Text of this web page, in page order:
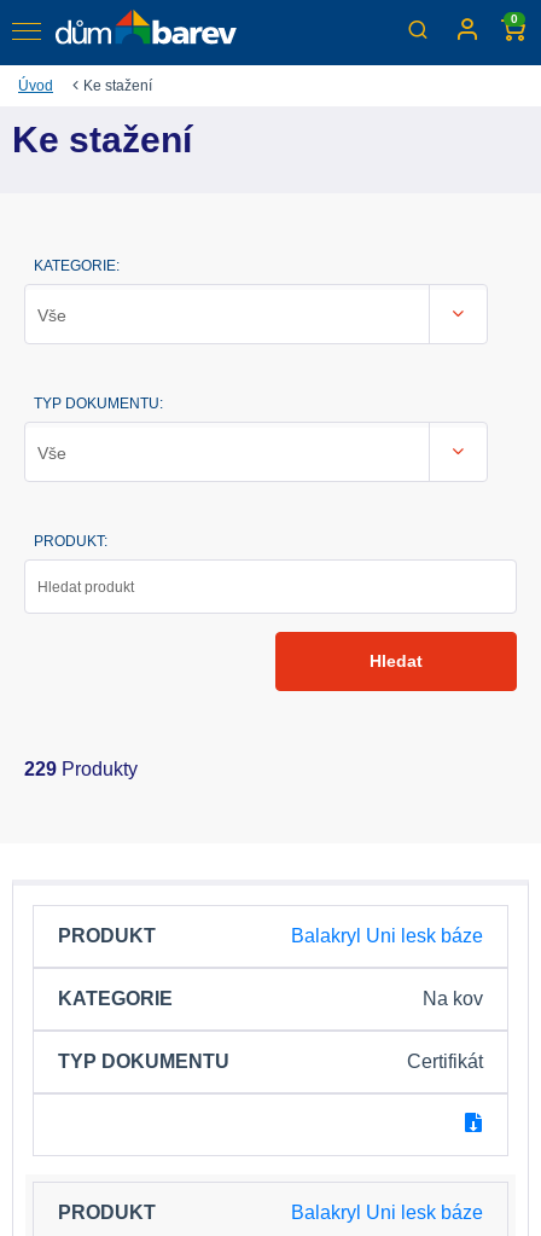
0
Úvod Ke stažení
Ke stažení
KATEGORIE:
Vše
TYP DOKUMENTU:
Vše
PRODUKT:
Hledat
229 Produkty
PRODUKT
TYP
DOKUMENTU
Balakryl Uni lesk báze
Na kov
Certifikát
Balakryl Uni lesk báze